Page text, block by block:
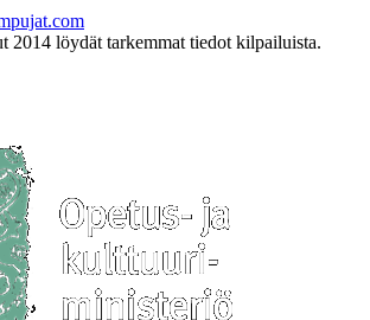
2014 löydät tarkemmat tiedot kilpailuista.